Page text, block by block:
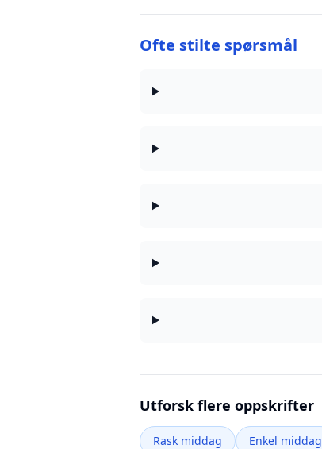
Ofte stilte spørsmål
Utforsk flere oppskrifter
Rask middag Enkel middag